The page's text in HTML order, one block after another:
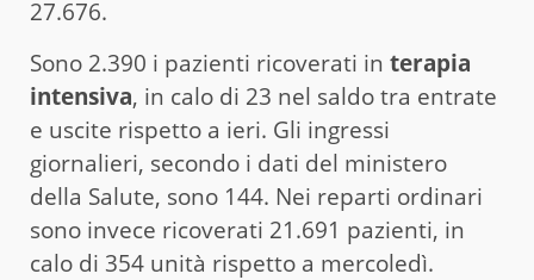
27.676.
Sono 2.390 i pazienti ricoverati in terapia
intensiva, in calo di 23 nel saldo tra entrate
e uscite rispetto a ieri. Gli ingressi
giornalieri, secondo i dati del ministero
della Salute, sono 144. Nei reparti ordinari
sono invece ricoverati 21.691 pazienti, in
calo di 354 unità rispetto a mercoledì.